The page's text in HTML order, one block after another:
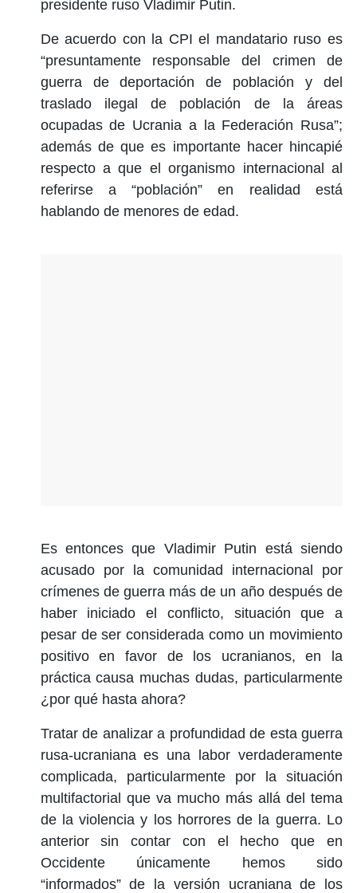
presidente ruso Vladimir Putin.
De acuerdo con la CPI el mandatario ruso es
“presuntamente responsable del crimen de
guerra de deportación de población y del
traslado ilegal de población de la áreas
ocupadas de Ucrania a la Federación Rusa”;
además de que es importante hacer hincapié
respecto a que el organismo internacional al
referirse a “población” en realidad está
hablando de menores de edad.
Es entonces que Vladimir Putin está siendo
acusado por la comunidad internacional por
crímenes de guerra más de un año después de
haber iniciado el conflicto, situación que a
pesar de ser considerada como un movimiento
positivo en favor de los ucranianos, en la
práctica causa muchas dudas, particularmente
¿por qué hasta ahora?
Tratar de analizar a profundidad de esta guerra
rusa-ucraniana es una labor verdaderamente
complicada, particularmente por la situación
multifactorial que va mucho más allá del tema
de la violencia y los horrores de la guerra. Lo
anterior sin contar con el hecho que en
Occidente únicamente hemos sido
“informados” de la versión ucraniana de los